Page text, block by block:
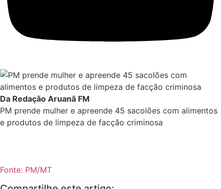
Da Redação Aruanã FM
PM prende mulher e apreende 45 sacolões com alimentos
e produtos de limpeza de facção criminosa
Fonte: PM/MT